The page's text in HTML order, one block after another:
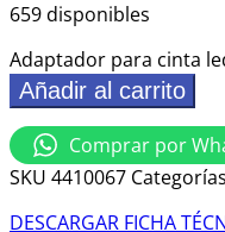
659 disponibles
Adaptador para cinta
Añadir al carrito
Comprar por
SKU 4410067 Categorías
DESCARGAR FICHA